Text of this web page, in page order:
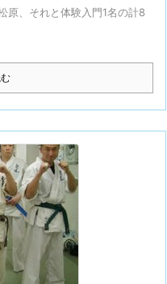
原、それと体験入門1名の計8